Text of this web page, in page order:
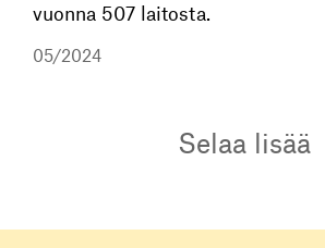
vuonna 507 laitosta.
05/2024
Selaa lisää